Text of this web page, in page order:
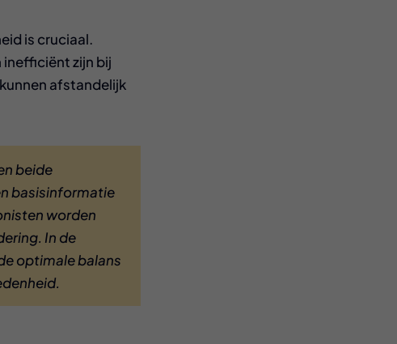
is cruciaal.
zijn bij
afstandelijk
beide
basisinformatie
worden
In de
optimale balans